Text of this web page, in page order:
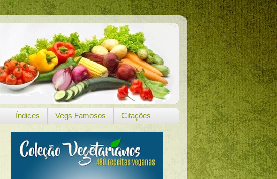
Índices Vegs Famosos Citações